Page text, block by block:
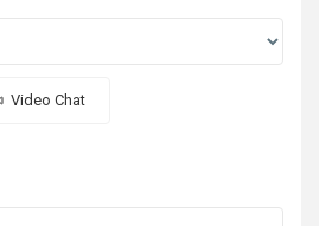
Video Chat